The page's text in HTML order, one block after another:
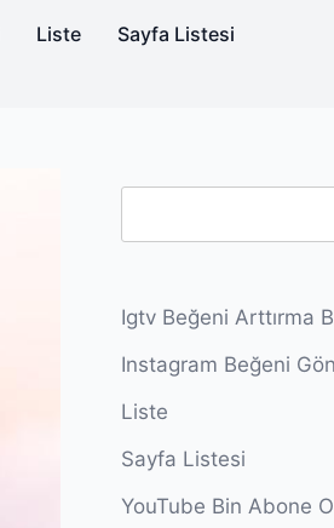
Liste
Sayfa Listesi
Igtv Beğeni Arttırma
Instagram Beğeni
Liste
Sayfa Listesi
YouTube Bin Abone